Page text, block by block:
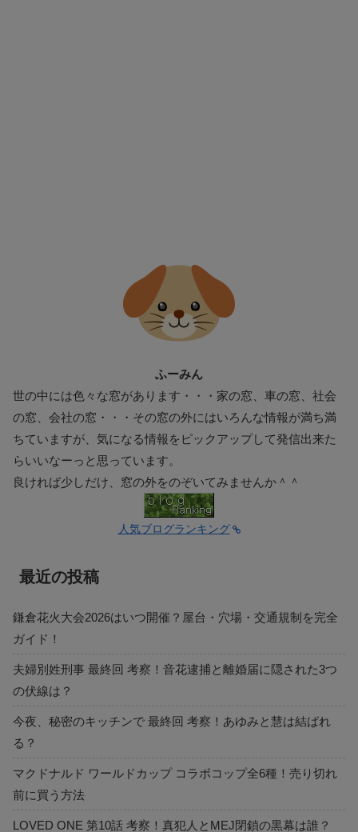
ふーみん
世の中には色々な窓があります・・・家の窓、車の窓、社会
の窓、会社の窓・・・その窓の外にはいろんな情報が満ち満
ちていますが、気になる情報をピックアップして発信出来た
らいいなーっと思っています。
良ければ少しだけ、窓の外をのぞいてみませんか＾＾
人気ブログランキング
最近の投稿
鎌倉花火大会2026はいつ開催？屋台・穴場・交通規制を完全
ガイド！
夫婦別姓刑事 最終回 考察！音花逮捕と離婚届に隠された3つ
の伏線は？
今夜、秘密のキッチンで 最終回 考察！あゆみと慧は結ばれ
る？
マクドナルド ワールドカップ コラボコップ全6種！売り切れ
前に買う方法
LOVED ONE 第10話 考察！真犯人とMEJ閉鎖の黒幕は誰？